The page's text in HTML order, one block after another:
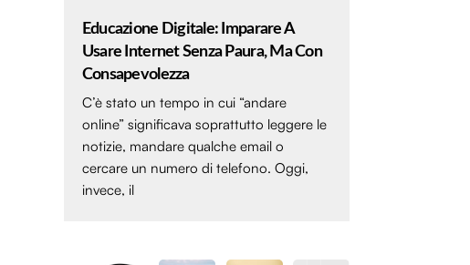
Educazione Digitale: Imparare A
Usare Internet Senza Paura, Ma Con
Consapevolezza
C’è stato un tempo in cui “andare
online” significava soprattutto leggere le
notizie, mandare qualche email o
cercare un numero di telefono. Oggi,
invece, il